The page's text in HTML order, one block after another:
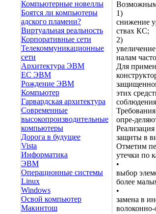
Компьютерные новеллы
Боятся ли компьютеры
адского пламени?
Виртуальная реальность
Корпоративные сети
Телекоммуникационные
сети
Архитектура ЭВМ
ЕС ЭВМ
Рождение ЭВМ
Компьютер
Гарвардская архитектура
Современные
высокопроизводительные
компьютеры
Дорога в будущее
Vista
Инфоpматика
ЭВМ
Операционные системы
Linux
Windows
Освой компьютер
Макинтош
1)
снижение
ствах КС;
2)
налам
Для
этих
опре-
защиты в
Отметим
утечки по
•
выбор
более
•
замена в